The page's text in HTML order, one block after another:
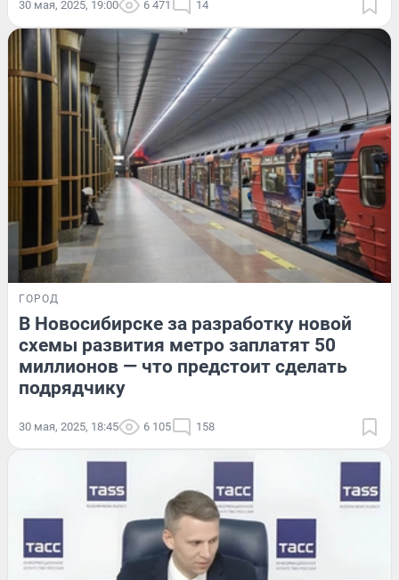
30 мая, 2025, 19:00 6 471 14
ГОРОД
В Новосибирске за разработку новой
схемы развития метро заплатят 50
миллионов — что предстоит сделать
подрядчику
30 мая, 2025, 18:45 6 105 158